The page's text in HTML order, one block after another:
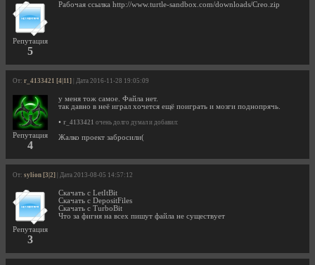
Репутация
5
Рабочая ссылка http://www.turtle-sandbox.com/downloads/Creo.zip
От: r_4133421 [4|11] | Дата 2016-11-28 19:05:09
Репутация
4
у меня тож самое. Файла нет.
так давно в неё играл хочется ещё поиграть и мозги поднопрячь.
• r_4133421 очень долго думал и добавил:
Жалко проект забросили(
От: sylion [3|2] | Дата 2013-08-05 14:57:12
Репутация
3
Скачать с LetItBit
Скачать с DepositFiles
Скачать с TurboBit
Что за фигня на всех пишут файла не существует